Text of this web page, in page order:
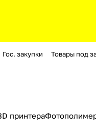
Гос. закупки Товары под
принтера